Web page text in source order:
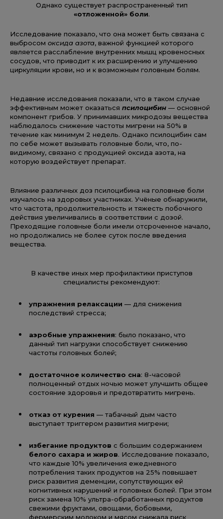
Однако существует распространенный тип
«отложенной» боли.
Исследование показало, что она может быть связана с
выбросом оксида азота, важной функцией которого
является расслабление внутренних мышц кровеносных
сосудов, что приводит к их расширению и улучшению
циркуляции крови, но и к возможным головным болям.
Недавние исследования показали, что в таком случае
эффективным может оказаться псилоцибин — основной
компонент грибов. У принимавших микродозы вещества
наблюдалось снижение частоты мигрени на 50% в
течение как минимум 2 недель. Однако псилоцибин сам
по себе может вызывать головные боли, что, по-
видимому, связано с продукцией оксида азота, на
которую воздействует препарат.
Влияние различных доз псилоцибина на головные боли
изучалось на здоровых участниках. Учёные обнаружили,
что частота, продолжительность и тяжесть побочного
действия увеличивались в соответствии с дозой.
Преходящие головные боли имели отсроченное начало,
но продолжались не более суток после введения
вещества.
В качестве иных мер профилактики приступов
специалисты рекомендуют:
упражнения релаксации — для снижения
последствий стресса;
аэробные упражнения: было показано, что
данный тип нагрузки способствует снижению
частоты головных болей;
достаточное количество сна: 8-часовой
полноценный отдых ночью может улучшить общее
состояние здоровья и предотвратить мигрень.
отказ от курения — табачный дым часто
выступает триггером развития мигрени;
избегание продуктов с большим содержанием
белого сахара и жиров. Исследование показало,
что каждые 10% увеличения ежедневного
потребления таких продуктов на 25% повышает
риск развития деменции, сопутствующих ей
когнитивных нарушений и головных болей. При этом
риск замена 10% ультра-обработанных продуктов
свежими фруктами, овощами, бобовыми,
фермерским молоком и мясом снижала риск